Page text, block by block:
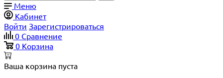
Меню
Кабинет
Войти Зарегистрироваться
0 Сравнение
0 Корзина
Ваша корзина пуста